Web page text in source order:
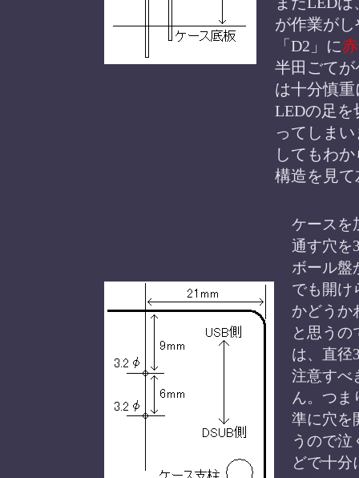
が作業が
「D2」に
半田ごて
は十分慎
LEDの足を
ってしま
してもわ
構造を見
ケースを
通す穴を
ボール盤
でも開け
かどうか
と思うの
は、直径
注意すべ
ん。つま
準に穴を
うので泣
どで十分